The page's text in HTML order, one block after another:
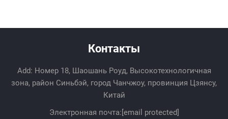
Контакты
Add: Номер 18, Шаошань Роуд, Высокотехнологичная
зона, район Синьбэй, город Чанчжоу, провинция Цзянсу,
Китай
Электронная почта: [email protected]